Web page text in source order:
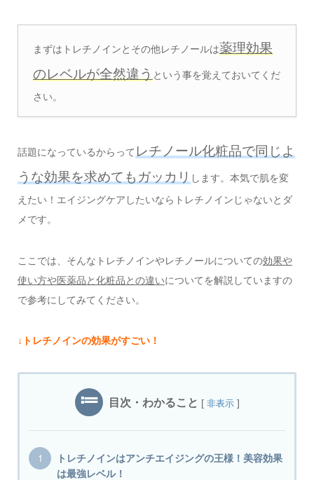
まずはトレチノインとその他レチノールは薬理効果
のレベルが全然違う という事を覚えておいてくだ
さい。
話題になっているからって レチノール化粧品で同じよ
うな効果を求めてもガッカリ します。本気で肌を変
えたい！エイジングケアしたいならトレチノインじゃないとダ
メです。
ここでは、そんなトレチノインやレチノールについての効果や
使い方や医薬品と化粧品との違いについてを解説していますの
で参考にしてみてください。
↓トレチノインの効果がすごい！
目次・わかること [ 非表示 ]
トレチノインはアンチエイジングの王様！美容効果
は最強レベル！